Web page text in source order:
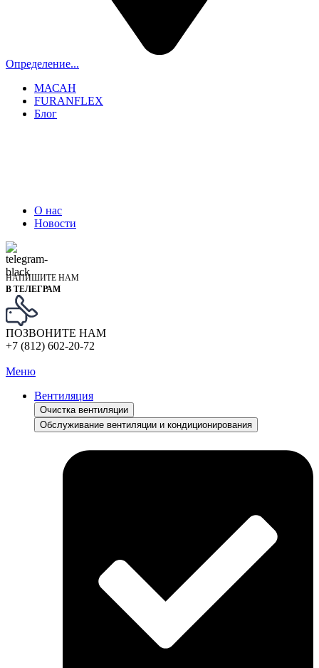
Определение...
МАСАН
FURANFLEX
Блог
О нас
Новости
НАПИШИТЕ НАМ
В ТЕЛЕГРАМ
ПОЗВОНИТЕ НАМ
+7 (812) 602-20-72
Меню
Вентиляция
Очистка вентиляции
Обслуживание вентиляции и кондиционирования